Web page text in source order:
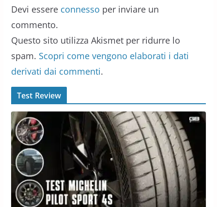
Devi essere connesso per inviare un
commento.
Questo sito utilizza Akismet per ridurre lo
spam. Scopri come vengono elaborati i dati
derivati dai commenti.
Test Review